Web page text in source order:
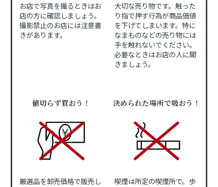
お店で写真を撮るときはお
店の方に確認しましょう。
撮影禁止のお店には注意書
きがあります。
大切な売り物です。触った
り指で押す行為が商品価値
を下げてしまいます。特に
なまものなどの売り物には
手を触れないでください。
必要なときはお店の人に聞
きましょう。
値切らず買おう！
厳選品を卸売価格で販売し
決められた場所で吸おう！
喫煙は所定の喫煙所で。歩